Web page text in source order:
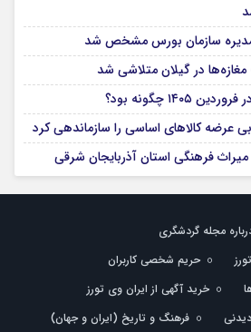
سازمان بورس مشخص شد
در گیلان متلاشی شد
چگونه بود؟
عرضه کالاهای اساسی را سازماندهی کرد
فرهنگی استان آذربایجان شرقی
مجله گردشگری
حریم شخصی کاربران
خرید آگهی از ایران وی تورز
فرهنگ و تاریخ (ایران و جهان)